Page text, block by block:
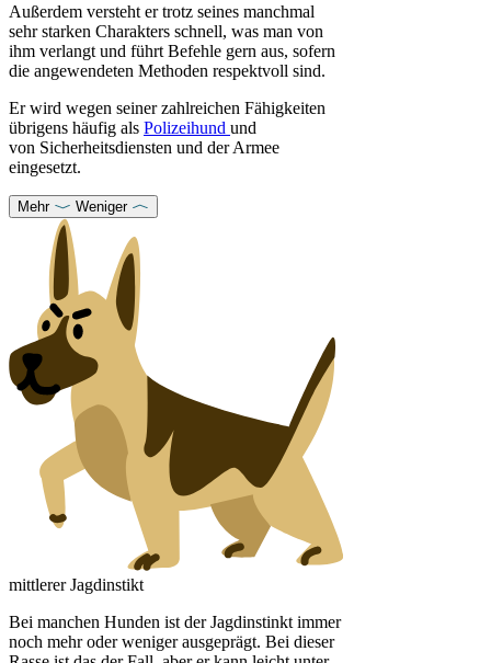
Außerdem versteht er trotz seines manchmal
sehr starken Charakters schnell, was man von
ihm verlangt und führt Befehle gern aus, sofern
die angewendeten Methoden respektvoll sind.
Er wird wegen seiner zahlreichen Fähigkeiten
übrigens häufig als Polizeihund und
von Sicherheitsdiensten und der Armee
eingesetzt.
Mehr Weniger
mittlerer Jagdinstikt
Bei manchen Hunden ist der Jagdinstinkt immer
noch mehr oder weniger ausgeprägt. Bei dieser